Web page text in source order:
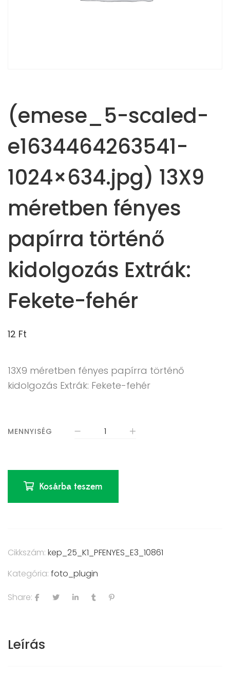
(emese_5-scaled-
e1634464263541-
1024×634.jpg) 13X9
méretben fényes
papírra történő
kidolgozás Extrák:
Fekete-fehér
12 Ft
13X9 méretben fényes papírra történő
kidolgozás Extrák: Fekete-fehér
MENNYISÉG
Kosárba teszem
Cikkszám: kep_25_K1_PFENYES_E3_10861
Kategória: foto_plugin
Share:
Leírás